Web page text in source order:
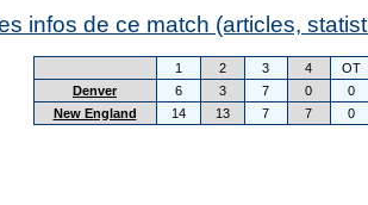
infos de ce match (articles,
1 2 3 4
OT
Denver
6 3 7 0
0
New England
14 13 7 7 0